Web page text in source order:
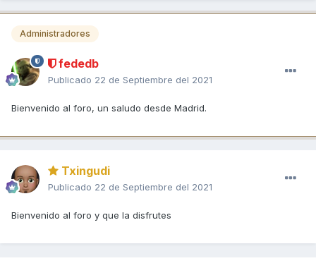
Administradores
fededb
Publicado 22 de Septiembre del 2021
Bienvenido al foro, un saludo desde Madrid.
Txingudi
Publicado 22 de Septiembre del 2021
Bienvenido al foro y que la disfrutes